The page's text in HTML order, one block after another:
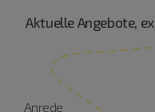
Aktuelle Angebote,
Anrede